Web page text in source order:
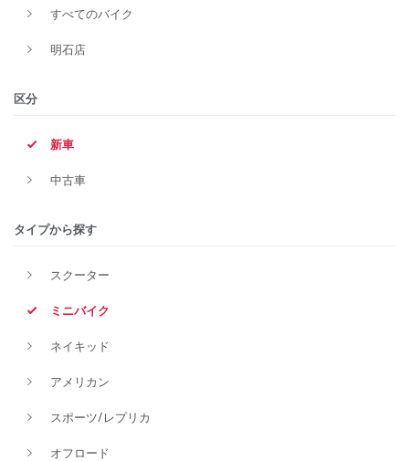
すべてのバイク
明石店
区分
新車
中古車
タイプから探す
スクーター
ミニバイク
ネイキッド
アメリカン
スポーツ/レプリカ
オフロード
新車
タイプ
価格